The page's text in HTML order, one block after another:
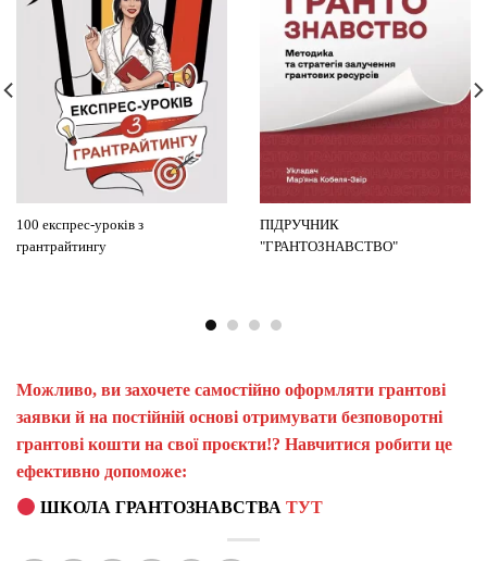
100 експрес-уроків з
грантрайтингу
ПІДРУЧНИК
"ГРАНТОЗНАВСТВО"
Можливо, ви захочете самостійно оформляти грантові
заявки й на постійній основі отримувати безповоротні
грантові кошти на свої проєкти!? Навчитися робити це
ефективно допоможе:
ШКОЛА ГРАНТОЗНАВСТВАТУТ